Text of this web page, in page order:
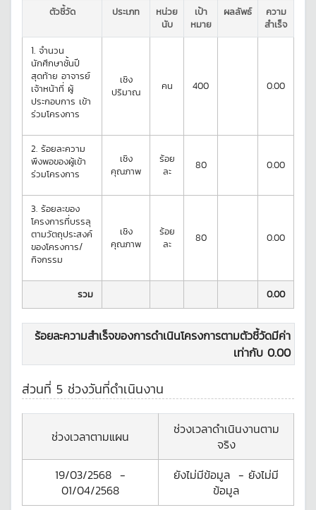
ตัวชี้วัด ประเภท
หน่วย
นับ
เป้า
หมาย
ผลลัพธ์
ความ
สำเร็จ
1. จำนวน
นักศึกษาชั้นปี
สุดท้าย อาจารย์
เจ้าหน้าที่ ผู้
ประกอบการ เข้า
ร่วมโครงการ
เชิง
ปริมาณ
คน 400 0.00
2. ร้อยละความ
พึงพอของผู้เข้า
ร่วมโครงการ
เชิง
คุณภาพ
ร้อย
ละ
80 0.00
3. ร้อยละของ
โครงการที่บรรลุ
ตามวัตถุประสงค์
ของโครงการ/
กิจกรรม
เชิง
คุณภาพ
ร้อย
ละ
80 0.00
รวม 0.00
ร้อยละความสำเร็จของการดำเนินโครงการตามตัวชี้วัดมีค่า
เท่ากับ 0.00
ส่วนที่ 5 ช่วงวันที่ดำเนินงาน
ช่วงเวลาตามแผน
ช่วงเวลาดำเนินงานตาม
จริง
19/03/2568 -
01/04/2568
ยังไม่มีข้อมูล - ยังไม่มี
ข้อมูล